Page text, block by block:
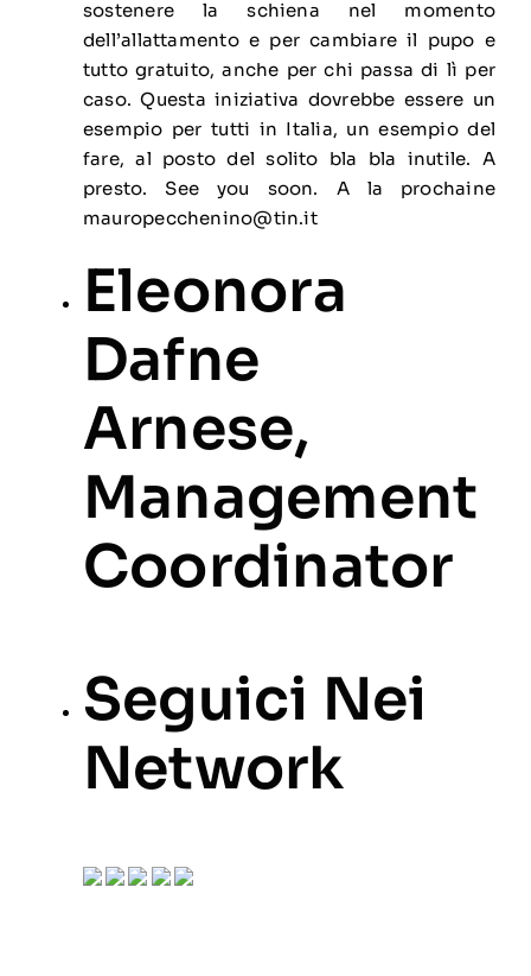
sostenere la schiena nel momento
dell’allattamento e per cambiare il pupo e
tutto gratuito, anche per chi passa di lì per
caso. Questa iniziativa dovrebbe essere un
esempio per tutti in Italia, un esempio del
fare, al posto del solito bla bla inutile. A
presto. See you soon. A la prochaine
mauropecchenino@tin.it
Eleonora
Dafne
Arnese,
Management
Coordinator
Seguici Nei
Network